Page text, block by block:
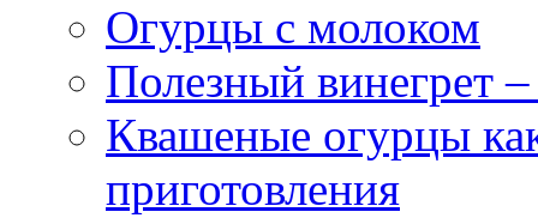
Огурцы с молоком
Полезный винегрет
Квашеные огурцы
приготовления